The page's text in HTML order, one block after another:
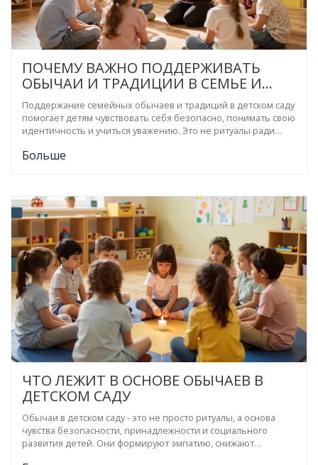
ПОЧЕМУ ВАЖНО ПОДДЕРЖИВАТЬ
ОБЫЧАИ И ТРАДИЦИИ В СЕМЬЕ И
ДЕТСКОМ САДУ
Поддержание семейных обычаев и традиций в детском саду
помогает детям чувствовать себя безопасно, понимать свою
идентичность и учиться уважению. Это не ритуалы ради
Больше
ЧТО ЛЕЖИТ В ОСНОВЕ ОБЫЧАЕВ В
ДЕТСКОМ САДУ
Обычаи в детском саду - это не просто ритуалы, а основа
чувства безопасности, принадлежности и социального
развития детей. Они формируют эмпатию, снижают